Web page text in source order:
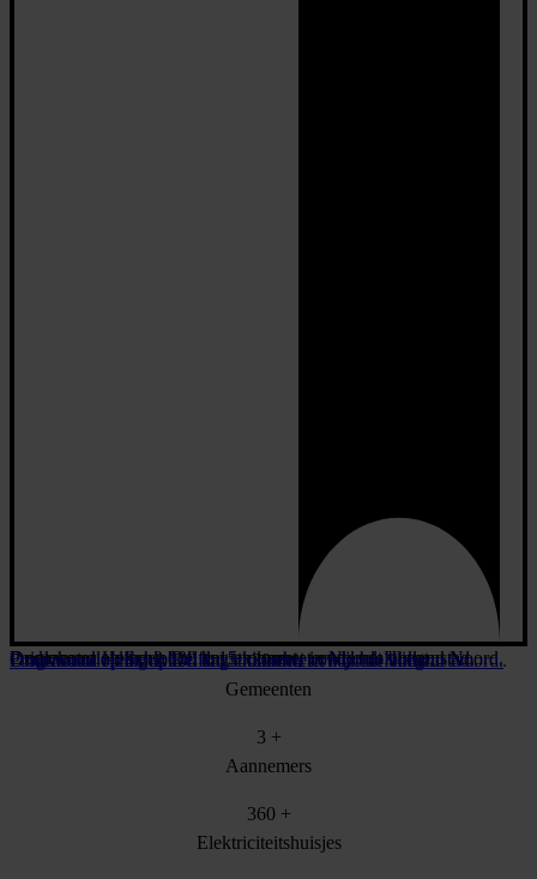
Programma Helix: 2.000 km stroomnet in Noord-Holland Noord.
Programma Helix: 2.000 km stroomnet in Noord-Holland Noord.
Drinkwaterleidingen Delft: 15 kilometer onder de binnenstad.
Drinkwaterleidingen Delft: 15 kilometer onder de binnenstad.
Onderhoud op Schiphol: dag en nacht, terwijl het vliegt.
Onderhoud op Schiphol: dag en nacht, terwijl het vliegt.
30 +
Gemeenten
3 +
Aannemers
360 +
Elektriciteitshuisjes